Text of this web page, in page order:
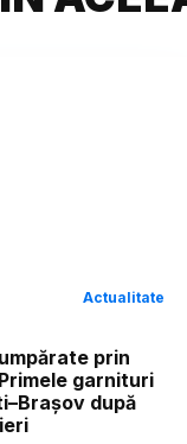
Actualitate
prin
garnituri
după